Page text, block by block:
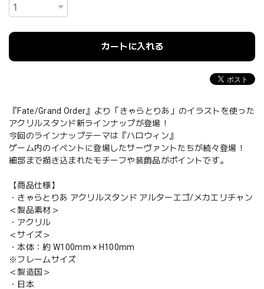
カートに入れる
『Fate/Grand Order』より「きゃらとりあ」のイラストを使った
アクリルスタンド新ラインナップが登場！
今回のラインナップテーマは『ハロウィン』
ゲーム内のイベントに登場したサーヴァントたちが続々登場！
細部まで描き込まれたモチーフや装飾品がポイントです。
【商品仕様】
・きゃらとりあ アクリルスタンド アルターエゴ/メカエリチャン
＜製品素材＞
・アクリル
＜サイズ＞
・本体：約 W100mm × H100mm
※フレームサイズ
＜製造国＞
・日本